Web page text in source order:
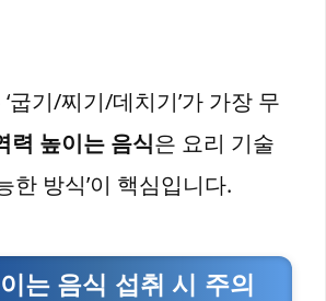
굽기/찌기/데치기’가 가장 무
력 높이는 음식은 요리 기술
한 방식’이 핵심입니다.
는 음식 섭취 시 주의